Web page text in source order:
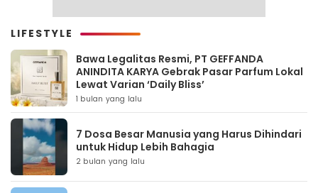
LIFESTYLE
Bawa Legalitas Resmi, PT GEFFANDA
ANINDITA KARYA Gebrak Pasar Parfum Lokal
Lewat Varian ‘Daily Bliss’
1 bulan yang lalu
7 Dosa Besar Manusia yang Harus Dihindari
untuk Hidup Lebih Bahagia
2 bulan yang lalu